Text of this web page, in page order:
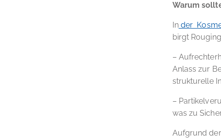
Warum
Inder
birgt
–
Anlass zur
strukturelle
–
was zu
Aufgrund